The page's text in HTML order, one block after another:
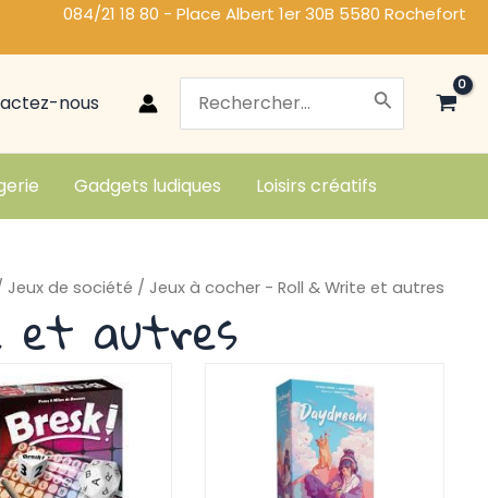
084/21 18 80 - Place Albert 1er 30B 5580 Rochefort
nous
Search
Gadgets ludiques Loisirs créatifs
Jeux de société / Jeux à cocher - Roll & Write et autres
et autres